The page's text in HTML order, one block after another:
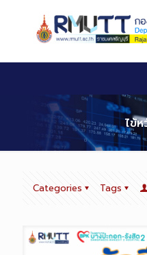
ไข้
Categories Tags